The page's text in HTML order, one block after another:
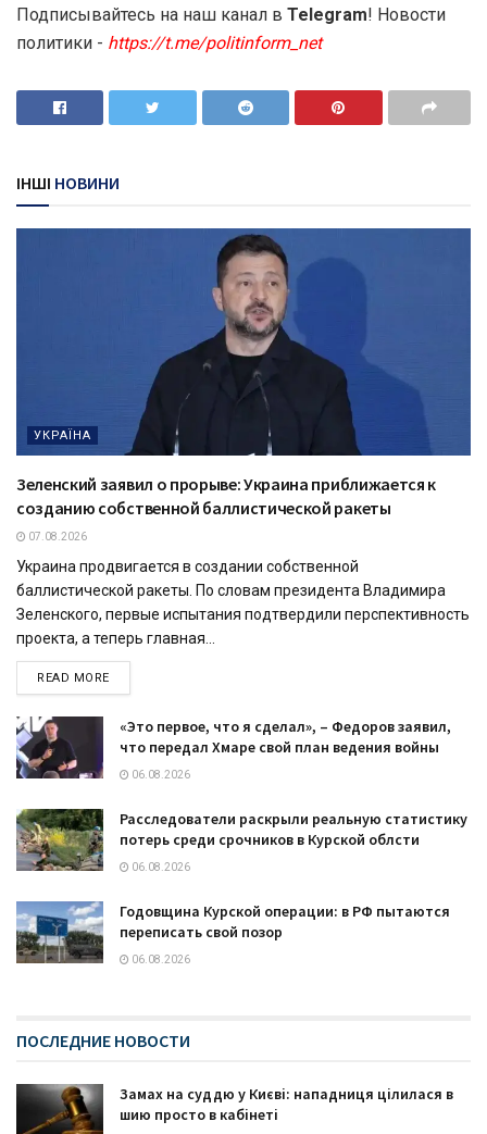
Подписывайтесь на наш канал в Telegram! Новости
политики - https://t.me/politinform_net
ІНШІ НОВИНИ
УКРАЇНА
Зеленский заявил о прорыве: Украина приближается к
созданию собственной баллистической ракеты
07.08.2026
Украина продвигается в создании собственной
баллистической ракеты. По словам президента Владимира
Зеленского, первые испытания подтвердили перспективность
проекта, а теперь главная...
READ MORE
«Это первое, что я сделал», – Федоров заявил,
что передал Хмаре свой план ведения войны
06.08.2026
Расследователи раскрыли реальную статистику
потерь среди срочников в Курской облсти
06.08.2026
Годовщина Курской операции: в РФ пытаются
переписать свой позор
06.08.2026
ПОСЛЕДНИЕ НОВОСТИ
Замах на суддю у Києві: нападниця цілилася в
шию просто в кабінеті